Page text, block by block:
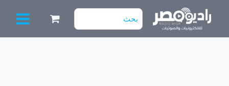
البحث
عن: